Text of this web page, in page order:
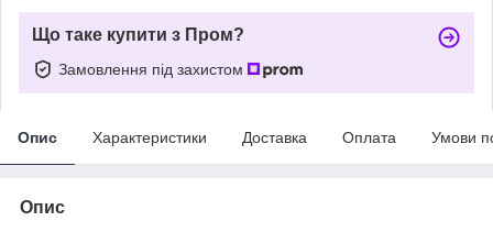
Що таке купити з Пром?
Замовлення під захистом
Опис Характеристики Доставка Оплата Умови
Опис